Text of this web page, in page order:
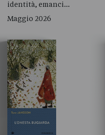
identità, emanci…
Maggio 2026